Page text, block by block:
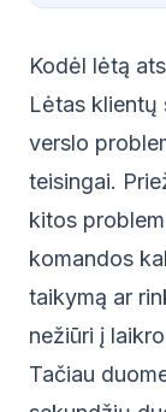
Kodėl lėtą
Lėtas klientų
verslo
teisingai.
kitos
komandos
taikymą ar
nežiūri į
Tačiau